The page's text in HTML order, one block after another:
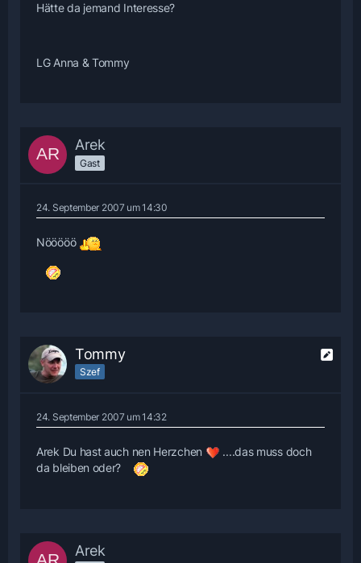
Hätte da jemand Interesse?
LG Anna & Tommy
Arek
Gast
24. September 2007 um 14:30
Nööööö
Tommy
Szef
24. September 2007 um 14:32
Arek Du hast auch nen Herzchen
....das muss doch
da bleiben oder?
Arek